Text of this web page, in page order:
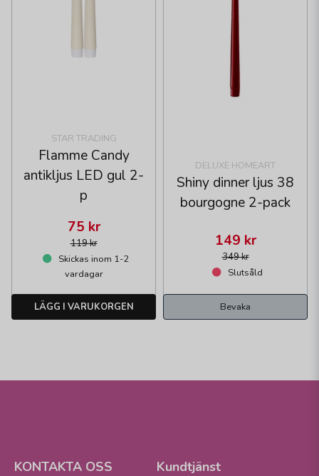
STAR TRADING
Flamme Candy
antikljus LED gul 2-
p
119 kr
75 kr
Skickas inom 1-2
vardagar
LÄGG I VARUKORGEN
DELUXE HOMEART
Shiny dinner ljus 38
bourgogne 2-pack
349 kr
149 kr
Slutsåld
Bevaka
KONTAKTA OSS Kundtjänst